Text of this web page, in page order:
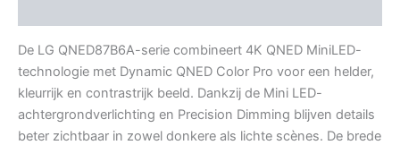
De LG QNED87B6A-serie combineert 4K QNED MiniLED-
technologie met Dynamic QNED Color Pro voor een helder,
kleurrijk en contrastrijk beeld. Dankzij de Mini LED-
achtergrondverlichting en Precision Dimming blijven details
beter zichtbaar in zowel donkere als lichte scènes. De brede